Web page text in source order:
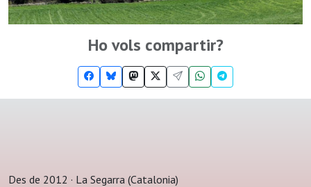
Ho vols compartir?
Des de 2012 · La Segarra (Catalonia)